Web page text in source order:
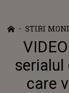
STIRI
serialul
care